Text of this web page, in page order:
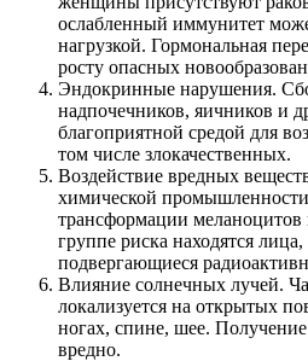
ослабленный иммунитет
нагрузкой. Гормональная
росту опасных
Эндокринные нарушения.
надпочечников, яичников и
благоприятной средой для
том числе злокачественных.
Воздействие вредных
химической
трансформации меланоцитов
группе риска находятся лица,
подвергающиеся
Влияние солнечных лучей.
локализуется на открытых
ногах, спине, шее.
вредно.